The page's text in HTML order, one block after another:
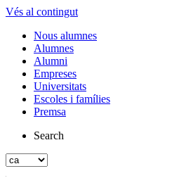
Vés al contingut
Nous alumnes
Alumnes
Alumni
Empreses
Universitats
Escoles i famílies
Premsa
Search